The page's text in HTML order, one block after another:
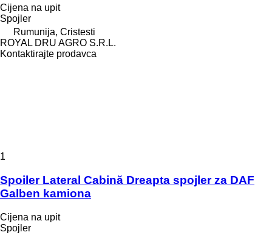
Cijena na upit
Spojler
Rumunija, Cristesti
ROYAL DRU AGRO S.R.L.
Kontaktirajte prodavca
1
Spoiler Lateral Cabină Dreapta spojler za DAF
Galben kamiona
Cijena na upit
Spojler